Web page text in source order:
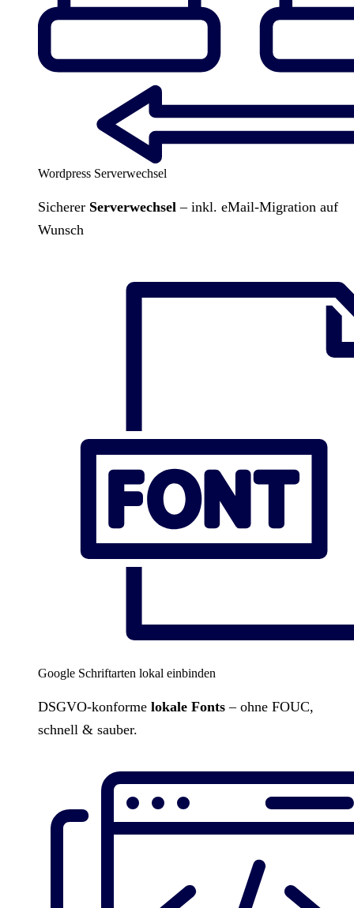
Wordpress Serverwechsel
Sicherer Serverwechsel – inkl. eMail-Migration auf
Wunsch
Google Schriftarten lokal einbinden
DSGVO-konforme lokale Fonts – ohne FOUC,
schnell & sauber.